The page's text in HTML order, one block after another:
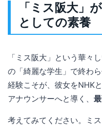
「ミス阪大」
としての素養
「ミス阪大」という華々
の「綺麗な学生」で終わ
経験こそが、彼女をNHK
アナウンサーへと導く、
考えてみてください。ミ